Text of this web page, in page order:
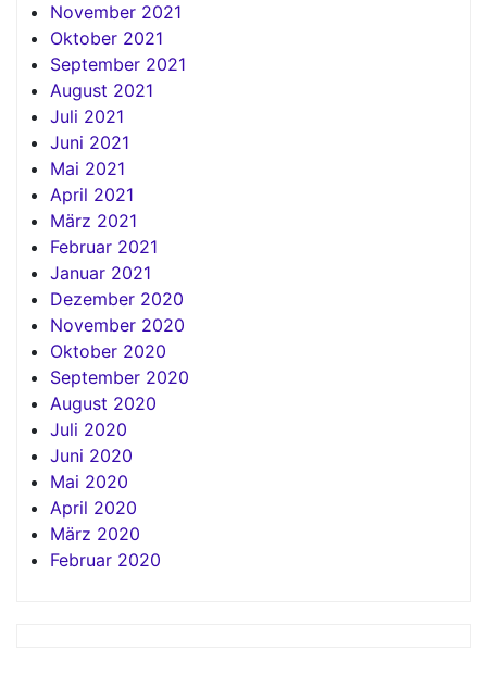
November 2021
Oktober 2021
September 2021
August 2021
Juli 2021
Juni 2021
Mai 2021
April 2021
März 2021
Februar 2021
Januar 2021
Dezember 2020
November 2020
Oktober 2020
September 2020
August 2020
Juli 2020
Juni 2020
Mai 2020
April 2020
März 2020
Februar 2020